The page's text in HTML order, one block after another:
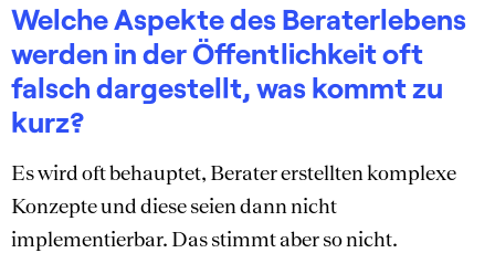
Welche Aspekte des Beraterlebens
werden in der Öffentlichkeit oft
falsch dargestellt, was kommt zu
kurz?
Es wird oft behauptet, Berater erstellten komplexe
Konzepte und diese seien dann nicht
implementierbar. Das stimmt aber so nicht.